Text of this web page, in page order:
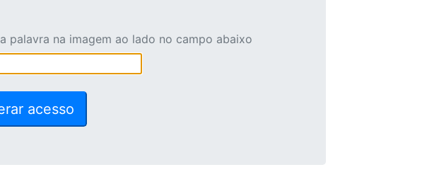
palavra na imagem ao lado no campo abaixo